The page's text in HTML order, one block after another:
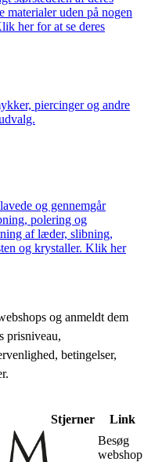
materialer uden på nogen
her for at se deres
piercinger og andre
og gennemgår
polering og
af læder, slibning,
og krystaller. Klik her
og anmeldt dem
prisniveau,
betingelser,
Stjerner
Link
Besøg
webshop